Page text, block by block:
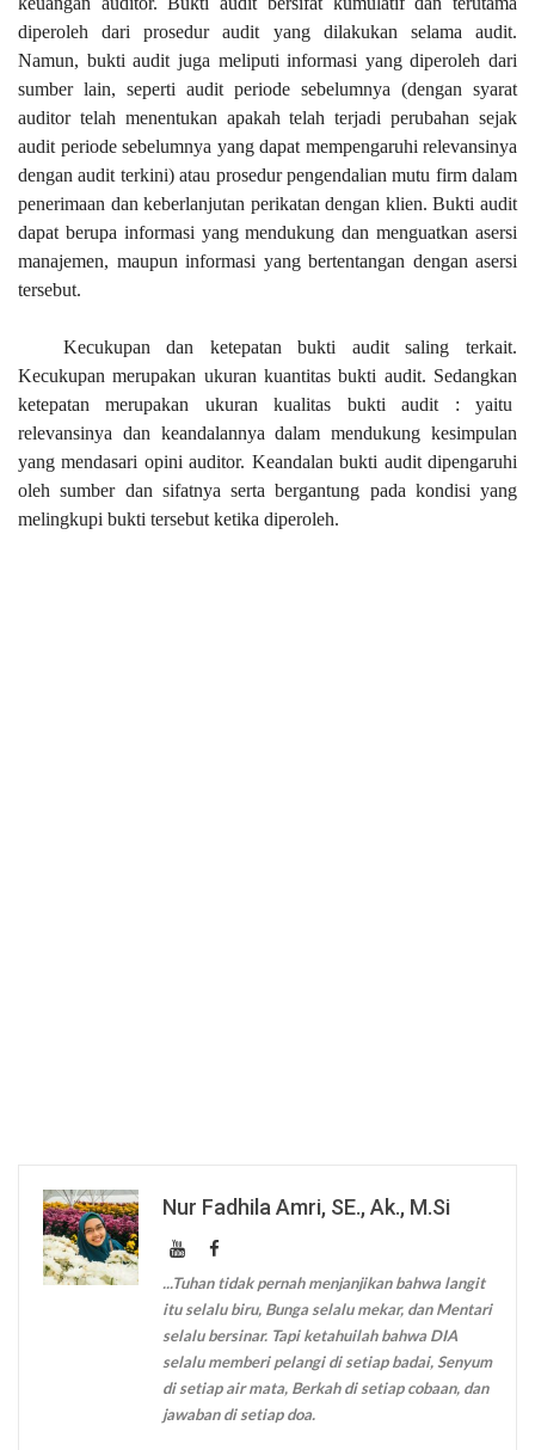
diperoleh dari prosedur audit yang dilakukan selama audit.
Namun, bukti audit juga meliputi informasi yang diperoleh dari
sumber lain, seperti audit periode sebelumnya (dengan syarat
auditor telah menentukan apakah telah terjadi perubahan sejak
audit periode sebelumnya yang dapat mempengaruhi relevansinya
dengan audit terkini) atau prosedur pengendalian mutu firm dalam
penerimaan dan keberlanjutan perikatan dengan klien. Bukti audit
dapat berupa informasi yang mendukung dan menguatkan asersi
manajemen, maupun informasi yang bertentangan dengan asersi
tersebut.
Kecukupan dan ketepatan bukti audit saling terkait.
Kecukupan merupakan ukuran kuantitas bukti audit. Sedangkan
ketepatan merupakan ukuran kualitas bukti audit : yaitu
relevansinya dan keandalannya dalam mendukung kesimpulan
yang mendasari opini auditor. Keandalan bukti audit dipengaruhi
oleh sumber dan sifatnya serta bergantung pada kondisi yang
melingkupi bukti tersebut ketika diperoleh.
Nur Fadhila Amri, SE., Ak., M.Si
...Tuhan tidak pernah menjanjikan bahwa langit
itu selalu biru, Bunga selalu mekar, dan Mentari
selalu bersinar. Tapi ketahuilah bahwa DIA
selalu memberi pelangi di setiap badai, Senyum
di setiap air mata, Berkah di setiap cobaan, dan
jawaban di setiap doa.